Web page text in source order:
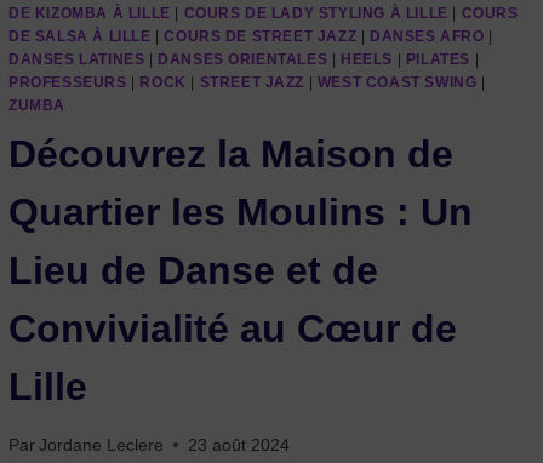
DE KIZOMBA À LILLE
COURS DE LADY STYLING À LILLE
COURS
DE SALSA À LILLE |COURS DE STREET JAZZ DANSES AFRO
DANSES LATINES
DANSES ORIENTALES HEELS PILATES
PROFESSEURS
ROCK STREET JAZZ WEST COAST SWING
ZUMBA
Découvrez la Maison de
Quartier les Moulins : Un
Lieu de Danse et de
Convivialité au Cœur de
Lille
Par Jordane Leclere 23 août 2024